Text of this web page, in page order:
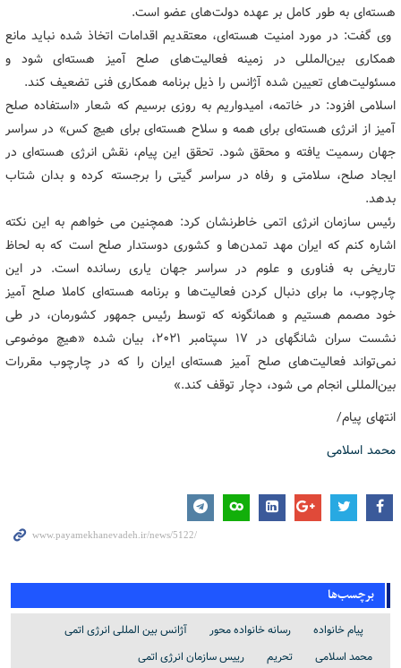
هسته‌ای به طور کامل بر عهده دولت‌های عضو است.
وی گفت: در مورد امنیت هسته‌ای، معتقدیم اقدامات اتخاذ شده نباید مانع
همکاری بین‌المللی در زمینه فعالیت‌های صلح آمیز هسته‌ای شود و
مسئولیت‌های تعیین شده آژانس را ذیل برنامه همکاری فنی تضعیف کند.
اسلامی افزود: در خاتمه، امیدواریم به روزی برسیم که شعار «استفاده صلح
آمیز از انرژی هسته‌ای برای همه و سلاح هسته‌ای برای هیچ کس» در سراسر
جهان رسمیت یافته و محقق شود. تحقق این پیام، نقش انرژی هسته‌ای در
ایجاد صلح، سلامتی و رفاه در سراسر گیتی را برجسته کرده و بدان شتاب
بدهد.
رئیس سازمان انرژی اتمی خاطرنشان کرد: همچنین می خواهم به این نکته
اشاره کنم که ایران مهد تمدن‌ها و کشوری دوستدار صلح است که به لحاظ
تاریخی به فناوری و علوم در سراسر جهان یاری رسانده است. در این
چارچوب، ما برای دنبال کردن فعالیت‌ها و برنامه هسته‌ای کاملا صلح آمیز
خود مصمم هستیم و همانگونه که توسط رئیس جمهور کشورمان، در طی
نشست سران شانگهای در ۱۷ سپتامبر ۲۰۲۱، بیان شده «هیچ موضوعی
نمی‌تواند فعالیت‌های صلح آمیز هسته‌ای ایران را که در چارچوب مقررات
بین‌المللی انجام می شود، دچار توقف کند.»
انتهای پیام/
محمد اسلامی
برچسب‌ها
پیام خانواده رسانه خانواده محور
آژانس بین المللی انرژی اتمی
محمد اسلامی
تحریم رییس سازمان انرژی اتمی